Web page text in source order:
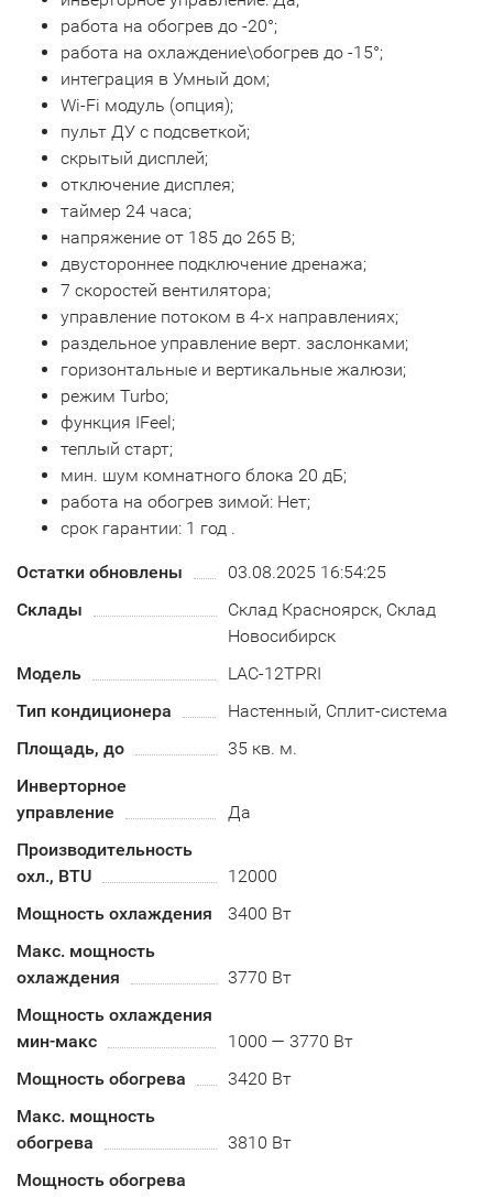
работа на обогрев до -20°;
работа на охлаждение\обогрев до -15°;
интеграция в Умный дом;
Wi-Fi модуль (опция);
пульт ДУ с подсветкой;
скрытый дисплей;
отключение дисплея;
таймер 24 часа;
напряжение от 185 до 265 В;
двустороннее подключение дренажа;
7 скоростей вентилятора;
управление потоком в 4-х направлениях;
раздельное управление верт. заслонками;
горизонтальные и вертикальные жалюзи;
режим Turbo;
функция IFeel;
теплый старт;
мин. шум комнатного блока 20 дБ;
работа на обогрев зимой: Нет;
срок гарантии: 1 год .
Остатки обновлены
03.08.2025 16:54:25
Склады
Склад Красноярск, Склад
Новосибирск
Модель
LAC-12TPRI
Тип кондиционера
Настенный, Сплит-система
Площадь, до
35 кв. м.
Инверторное
управление
Да
Производительность
охл., BTU
12000
Мощность охлаждения
3400 Вт
Макс. мощность
охлаждения
3770 Вт
Мощность охлаждения
мин-макс
1000 — 3770 Вт
Мощность обогрева
3420 Вт
Макс. мощность
обогрева
3810 Вт
Мощность обогрева